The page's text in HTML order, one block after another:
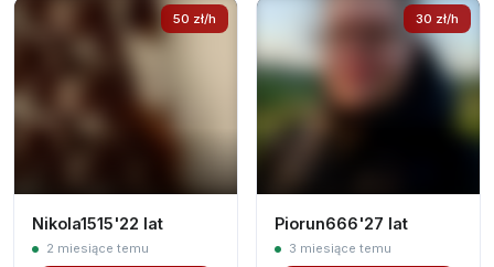
50 zł/h
Nikola1515'22 lat
2 miesiące temu
30 zł/h
Piorun666'27 lat
3 miesiące temu